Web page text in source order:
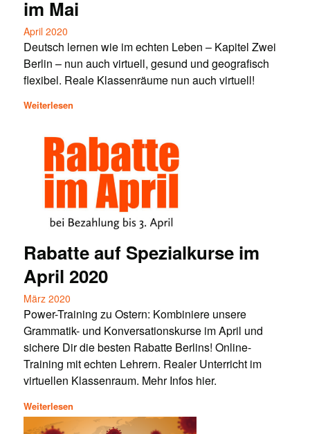
im Mai
April 2020
Deutsch lernen wie im echten Leben – Kapitel Zwei
Berlin – nun auch virtuell, gesund und geografisch
flexibel. Reale Klassenräume nun auch virtuell!
Weiterlesen
Rabatte auf Spezialkurse im
April 2020
März 2020
Power-Training zu Ostern: Kombiniere unsere
Grammatik- und Konversationskurse im April und
sichere Dir die besten Rabatte Berlins! Online-
Training mit echten Lehrern. Realer Unterricht im
virtuellen Klassenraum. Mehr Infos hier.
Weiterlesen